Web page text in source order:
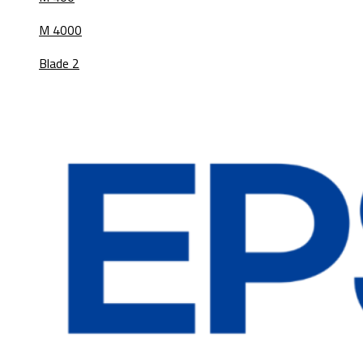
M 4000
Blade 2